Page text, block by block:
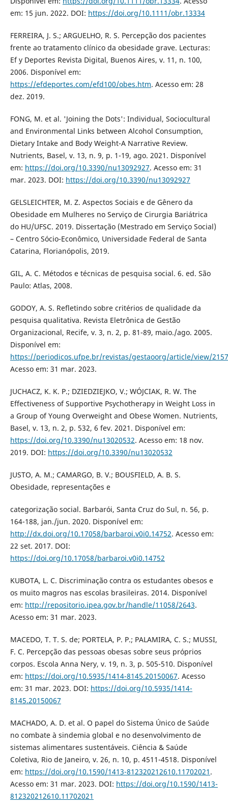
em: 15 jun. 2022. DOI: https://doi.org/10.1111/obr.13334
FERREIRA, J. S.; ARGUELHO, R. S. Percepção dos pacientes
frente ao tratamento clínico da obesidade grave. Lecturas:
Ef y Deportes Revista Digital, Buenos Aires, v. 11, n. 100,
2006. Disponível em:
https://efdeportes.com/efd100/obes.htm. Acesso em: 28
dez. 2019.
FONG, M. et al. 'Joining the Dots': Individual, Sociocultural
and Environmental Links between Alcohol Consumption,
Dietary Intake and Body Weight-A Narrative Review.
Nutrients, Basel, v. 13, n. 9, p. 1-19, ago. 2021. Disponível
em: https://doi.org/10.3390/nu13092927. Acesso em: 31
mar. 2023. DOI: https://doi.org/10.3390/nu13092927
GELSLEICHTER, M. Z. Aspectos Sociais e de Gênero da
Obesidade em Mulheres no Serviço de Cirurgia Bariátrica
do HU/UFSC. 2019. Dissertação (Mestrado em Serviço Social)
– Centro Sócio-Econômico, Universidade Federal de Santa
Catarina, Florianópolis, 2019.
GIL, A. C. Métodos e técnicas de pesquisa social. 6. ed. São
Paulo: Atlas, 2008.
GODOY, A. S. Refletindo sobre critérios de qualidade da
pesquisa qualitativa. Revista Eletrônica de Gestão
Organizacional, Recife, v. 3, n. 2, p. 81-89, maio./ago. 2005.
Disponível em:
https://periodicos.ufpe.br/revistas/gestaoorg/article/view/
Acesso em: 31 mar. 2023.
JUCHACZ, K. K. P.; DZIEDZIEJKO, V.; WÓJCIAK, R. W. The
Effectiveness of Supportive Psychotherapy in Weight Loss in
a Group of Young Overweight and Obese Women. Nutrients,
Basel, v. 13, n. 2, p. 532, 6 fev. 2021. Disponível em:
https://doi.org/10.3390/nu13020532. Acesso em: 18 nov.
2019. DOI: https://doi.org/10.3390/nu13020532
JUSTO, A. M.; CAMARGO, B. V.; BOUSFIELD, A. B. S.
Obesidade, representações e
categorização social. Barbarói, Santa Cruz do Sul, n. 56, p.
164-188, jan./jun. 2020. Disponível em:
http://dx.doi.org/10.17058/barbaroi.v0i0.14752. Acesso em:
22 set. 2017. DOI:
https://doi.org/10.17058/barbaroi.v0i0.14752
KUBOTA, L. C. Discriminação contra os estudantes obesos e
os muito magros nas escolas brasileiras. 2014. Disponível
em: http://repositorio.ipea.gov.br/handle/11058/2643.
Acesso em: 31 mar. 2023.
MACEDO, T. T. S. de; PORTELA, P. P.; PALAMIRA, C. S.; MUSSI,
F. C. Percepção das pessoas obesas sobre seus próprios
corpos. Escola Anna Nery, v. 19, n. 3, p. 505-510. Disponível
em: https://doi.org/10.5935/1414-8145.20150067. Acesso
em: 31 mar. 2023. DOI: https://doi.org/10.5935/1414-
8145.20150067
MACHADO, A. D. et al. O papel do Sistema Único de Saúde
no combate à sindemia global e no desenvolvimento de
sistemas alimentares sustentáveis. Ciência & Saúde
Coletiva, Rio de Janeiro, v. 26, n. 10, p. 4511-4518. Disponível
em: https://doi.org/10.1590/1413-812320212610.11702021 .
Acesso em: 31 mar. 2023. DOI: https://doi.org/10.1590/1413-
812320212610.11702021